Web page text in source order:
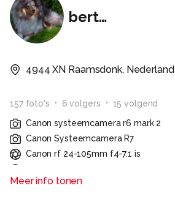
bertgo
4944 XN Raamsdonk, Nederland
157foto's 6 volgers 15 volgend
Canon systeemcamera r6 mark 2
Canon Systeemcamera R7
Canon rf 24-105mm f4-7.1 is
Canon EF 24-70mm F4
Meer info tonen